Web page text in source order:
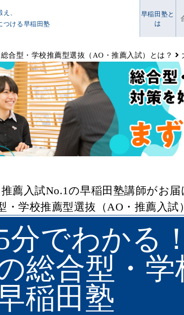
、
つける早稲田塾
早稲田塾と
は
総合型・学校推薦型選抜（AO・推薦入試）とは？
薦入試No.1の早稲田塾講師がお届
・学校推薦型選抜（AO・推薦入試
分でわかる
総合型・学
稲田塾